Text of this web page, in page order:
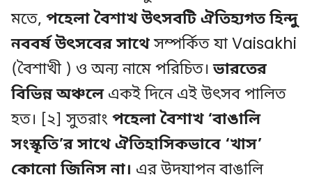
মতে, পহেলা বৈশাখ উৎসবটি ঐতিহ্যগত হিন্দু
নববর্ষ উৎসবের সাথেসম্পর্কিত যা Vaisakhi
(বৈশাখী ) ও অন্য নামে পরিচিত।ভারতের
বিভিন্ন অঞ্চলেএকই দিনে এই উৎসব পালিত
হত। [২] সুতরাং পহেলা বৈশাখ ‘বাঙালি
সংস্কৃতি’র সাথে ঐতিহাসিকভাবে ‘খাস’
কোনো জিনিস না। এর উদযাপন বাঙালি